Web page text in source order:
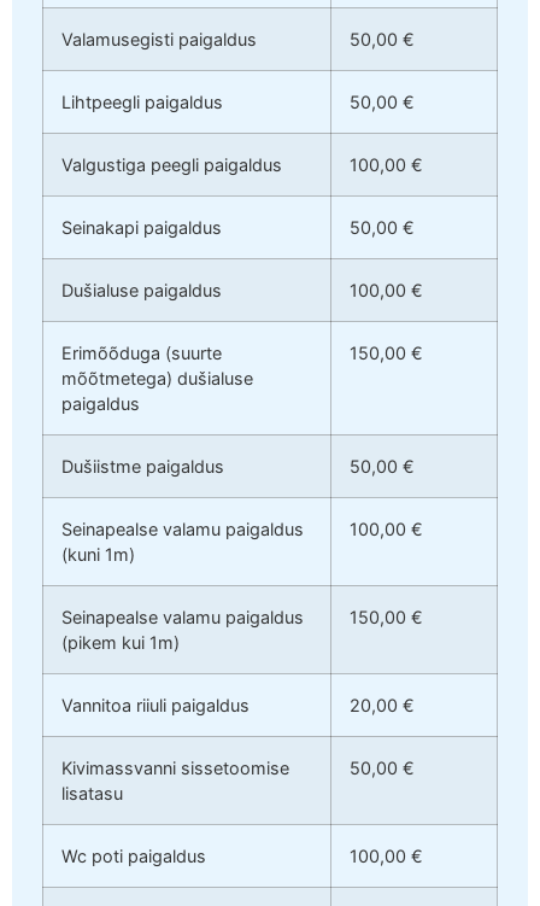
Valamusegisti paigaldus 50,00 €
Lihtpeegli paigaldus 50,00 €
Valgustiga peegli paigaldus 100,00 €
Seinakapi paigaldus 50,00 €
Dušialuse paigaldus 100,00 €
Erimõõduga (suurte
mõõtmetega) dušialuse
paigaldus
150,00 €
Dušiistme paigaldus 50,00 €
Seinapealse valamu paigaldus
(kuni 1m)
100,00 €
Seinapealse valamu paigaldus
(pikem kui 1m)
150,00 €
Vannitoa riiuli paigaldus 20,00 €
Kivimassvanni sissetoomise
lisatasu
50,00 €
Wc poti paigaldus 100,00 €